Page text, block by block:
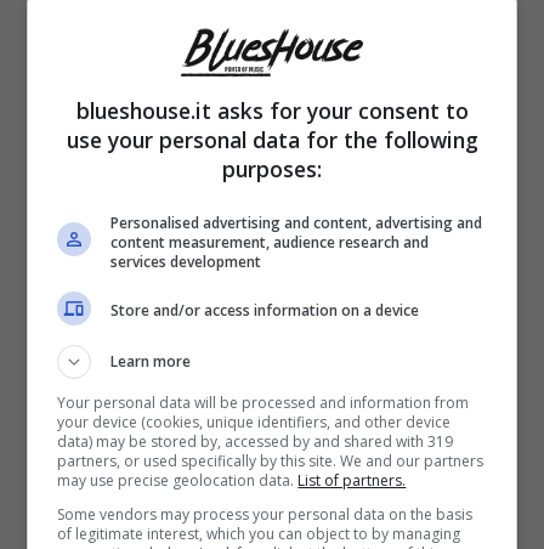
Ratajkowski
addosso è
bellissima
blueshouse.it asks for your consent to
use your personal data for the following
purposes:
Personalised advertising and content, advertising and
content measurement, audience research and
services development
Store and/or access information on a device
Learn more
Your personal data will be processed and information from
your device (cookies, unique identifiers, and other device
data) may be stored by, accessed by and shared with 319
partners, or used specifically by this site. We and our partners
may use precise geolocation data. List of partners.
Some vendors may process your personal data on the basis
of legitimate interest, which you can object to by managing